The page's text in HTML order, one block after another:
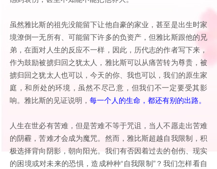
虽然雅比斯的祖先没能留下让他自豪的家业，甚至是出生时家
境潦倒一无所有、可能留下许多的负资产，但雅比斯跟他的兄
弟，在面对人生的反应不一样，因此，历代志的作者写下来，
作为鼓励被掳归回之犹太人，雅比斯可以从痛苦转为尊贵，被
掳归回之犹太人也可以，今天的你、我也可以，我们的原生家
庭，和所处的环境，虽然不尽己意，但我们不一定要受其影
响。雅比斯的见证说明， 每一个人的生命，都还有别的出路。
人生在世必有苦难，但是苦难不等于咒诅，当人不愿走出苦难
的阴霾，苦难才会成为魔咒。然而，雅比斯超越自我限制，积
极选择背向阴影，朝向阳光。我们有否因着过去的创伤、现实
的困境或对未来的恐惧，造成种种“自我限制”？我们怎样看自